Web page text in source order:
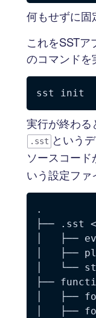
何もせずに固
これをSSTア
のコマンドを
実行が終わる
.sst という
ソースコード
いう設定ファ
.
├── .sst
│   ├──
│   ├──
│   └──
├──
│   ├──
│   ├──